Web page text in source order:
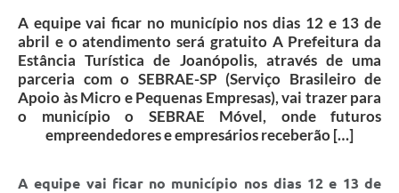
Telefones Úteis
Agenda
Ouvidoria
A equipe vai ficar no município nos dias 12 e 13 de
abril e o atendimento será gratuito A Prefeitura da
Estância Turística de Joanópolis, através de uma
parceria com o SEBRAE-SP (Serviço Brasileiro de
Apoio às Micro e Pequenas Empresas), vai trazer para
o município o SEBRAE Móvel, onde futuros
empreendedores e empresários receberão […]
A equipe vai ficar no município nos dias 12 e 13 de